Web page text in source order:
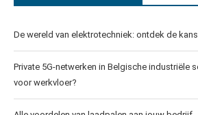
De wereld van elektrotechniek: ontdek de
Private 5G-netwerken in Belgische industriële
voor werkvloer?